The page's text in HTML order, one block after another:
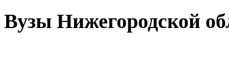
Вузы Нижегородской